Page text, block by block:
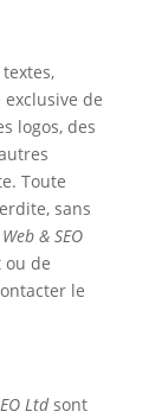
de
logos, des
Toute
sans
Web & SEO
de
le
Ltdsont